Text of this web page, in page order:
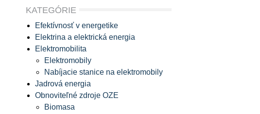
KATEGÓRIE
Efektívnosť v energetike
Elektrina a elektrická energia
Elektromobilita
Elektromobily
Nabíjacie stanice na elektromobily
Jadrová energia
Obnoviteľné zdroje OZE
Biomasa